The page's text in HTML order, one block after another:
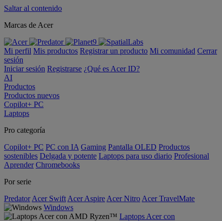
Saltar al contenido
Marcas de Acer
Mi perfil Mis productos Registrar un producto Mi comunidad Cerrar
sesión
Iniciar sesión Registrarse ¿Qué es Acer ID?
AI
Productos
Productos nuevos
Copilot+ PC
Laptops
Pro categoría
Copilot+ PC PC con IA Gaming Pantalla OLED Productos
sostenibles Delgada y potente Laptops para uso diario Profesional
Aprender Chromebooks
Por serie
Predator Acer Swift Acer Aspire Acer Nitro Acer TravelMate
Windows
Laptops Acer con